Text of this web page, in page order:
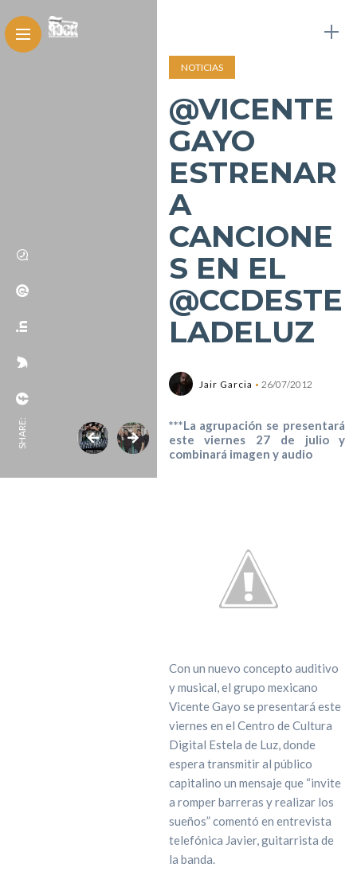
SHARE:
NOTICIAS
@VICENTE
GAYO
ESTRENAR
A
CANCIONE
S EN EL
@CCDESTE
LADELUZ
Jair Garcia 26/07/2012
***La agrupación se presentará
este viernes 27 de julio y
combinará imagen y audio
Con un nuevo concepto auditivo
y musical, el grupo mexicano
Vicente Gayo se presentará este
viernes en el Centro de Cultura
Digital Estela de Luz, donde
espera transmitir al público
capitalino un mensaje que “invite
a romper barreras y realizar los
sueños” comentó en entrevista
telefónica Javier, guitarrista de
la banda.